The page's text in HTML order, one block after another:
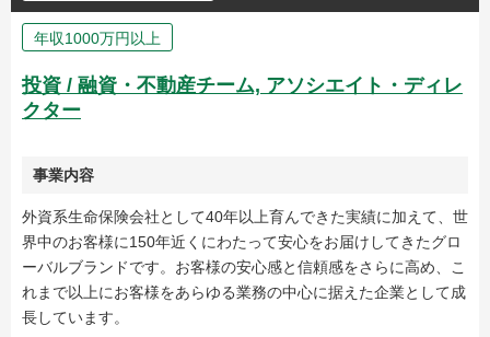
年収1000万円以上
投資 / 融資・不動産チーム, アソシエイト・ディレ
クター
事業内容
外資系生命保険会社として40年以上育んできた実績に加えて、世
界中のお客様に150年近くにわたって安心をお届けしてきたグロ
ーバルブランドです。お客様の安心感と信頼感をさらに高め、こ
れまで以上にお客様をあらゆる業務の中心に据えた企業として成
長しています。